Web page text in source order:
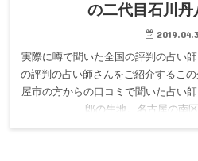
の二代目石川丹
実際に噂で聞いた全国の評判の占い
の評判の占い師さんをご紹介するこ
屋市の方からの口コミで聞いた占い
郎の生地。名古屋の南